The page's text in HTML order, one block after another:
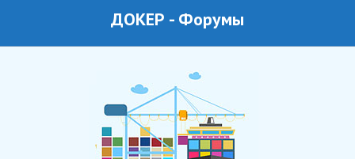
ДОКЕР - Форумы